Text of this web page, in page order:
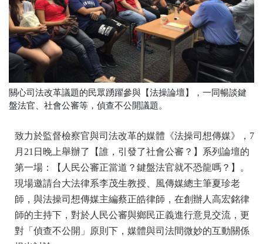
關心司法改革議題的民眾踴躍參與【法操論壇】，一同暢談鍵
盤法官、社會公審等，偵查不公開議題。
致力於監督檢察官與司法改革的媒體《法操司想傳媒》， 7
月21日晚上舉辦了【誰，引發了社會公審？】 系列論壇的
第一場：【人民公審正當道？鍵盤法官就不恐龍嗎？】。
現場邀請台大法律系李茂生教授、風傳媒總主筆夏珍老
師， 與法操司想傳媒主編蔡正皓律師，在創辦人高宏銘律
師的主持下， 對於人民公審與鄉民正義進行意見交流，更
對「偵查不公開」
原則下，媒體與司法間微妙的互動關係